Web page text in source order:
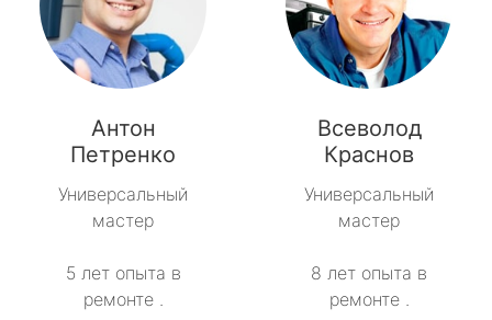
Антон
Петренко
Универсальный
мастер
5 лет опыта в
ремонте .
Всеволод
Краснов
Универсальный
мастер
8 лет опыта в
ремонте .